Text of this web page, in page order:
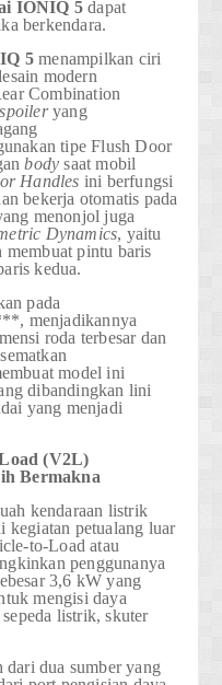
IONIQ 5 dapat
berkendara.
5 menampilkan ciri
modern
Combination
spoileryang
tipeFlush Door
bodysaat mobil
Handles ini berfungsi
bekerja otomatis pada
menonjol juga
Dynamics, yaitu
membuat pintu baris
kedua.
pada
, menjadikannya
roda terbesar dan
model ini
dibandingkan lini
yang menjadi
(V2L)
Bermakna
kendaraan listrik
kegiatan petualang luar
to-Load atau
penggunanya
3,6 kW yang
mengisi daya
listrik, skuter
dua sumber yang